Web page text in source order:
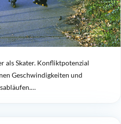
als Skater. Konfliktpotenzial
Geschwindigkeiten und